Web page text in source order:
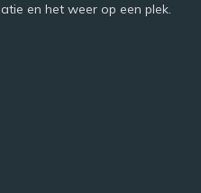
en het weer op een plek.